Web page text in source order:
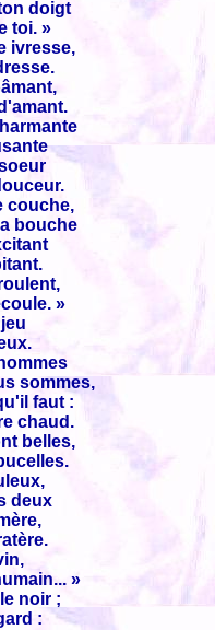
doigt
toi. »
ivresse,
couche,
bouche
»
sommes,
faut :
chaud.
belles,
deux
»
noir ;
: